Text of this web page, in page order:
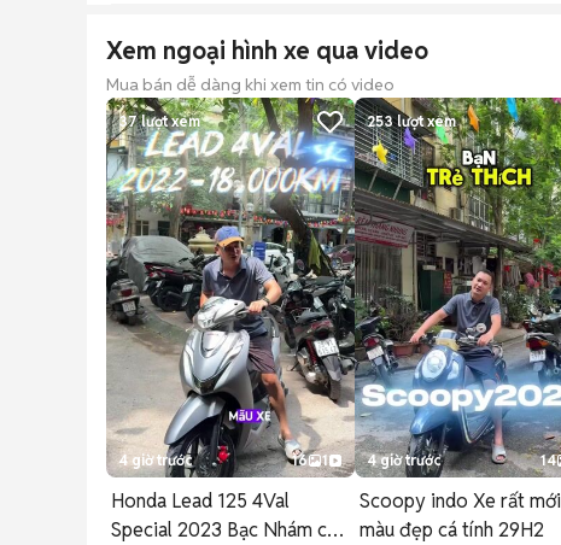
Xem ngoại hình xe qua video
Mua bán dễ dàng khi xem tin có video
37lượt xem
4 giờ trước 16 1
Honda Lead 125 4Val
Special 2023 Bạc Nhám cao
253lượt xem
4 giờ trước 14
Scoopy indo Xe rất mới
màu đẹp cá tính 29H2